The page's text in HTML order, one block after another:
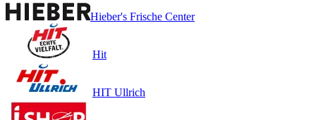
Hieber's Frische Center
Hit
HIT Ullrich